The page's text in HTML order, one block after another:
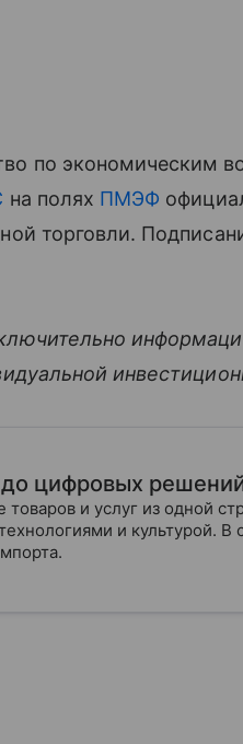
по экономическим
на полях ПМЭФ
торговли.
до цифровых
и услуг из одной
и культурой. В